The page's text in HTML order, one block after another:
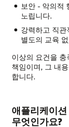
보안 - 악의적
노립니다.
강력하고 직
별도의 교육
이상의 요건을
책임이며, 그 내
합니다.
애플리케이
무엇인가요?